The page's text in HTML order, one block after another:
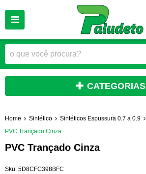
CATEGORIAS
Home Sintético Sintéticos Espussura 0.7 a 0.9
PVC Trançado Cinza
PVC Trançado Cinza
Sku: 5D8CFC398BFC